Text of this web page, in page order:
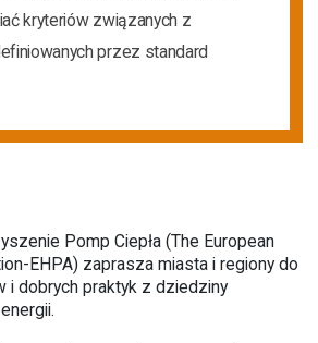
kryteriów związanych z
przez standard
Pomp Ciepła (The European
EHPA) zaprasza miasta i regiony do
i dobrych praktyk z dziedziny